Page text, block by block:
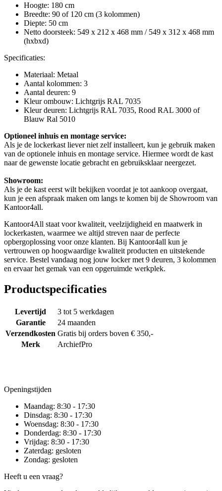
Hoogte: 180 cm
Breedte: 90 of 120 cm (3 kolommen)
Diepte: 50 cm
Netto doorsteek: 549 x 212 x 468 mm / 549 x 312 x 468 mm
(hxbxd)
Specificaties:
Materiaal: Metaal
Aantal kolommen: 3
Aantal deuren: 9
Kleur ombouw: Lichtgrijs RAL 7035
Kleur deuren: Lichtgrijs RAL 7035, Rood RAL 3000 of
Blauw Ral 5010
Optioneel inhuis en montage service:
Als je de lockerkast liever niet zelf installeert, kun je gebruik maken
van de optionele inhuis en montage service. Hiermee wordt de kast
naar de gewenste locatie gebracht en gebruiksklaar neergezet.
Showroom:
Als je de kast eerst wilt bekijken voordat je tot aankoop overgaat,
kun je een afspraak maken om langs te komen bij de Showroom van
Kantoor4all.
Kantoor4All staat voor kwaliteit, veelzijdigheid en maatwerk in
lockerkasten, waarmee we altijd streven naar de perfecte
opbergoplossing voor onze klanten. Bij Kantoor4all kun je
vertrouwen op hoogwaardige kwaliteit producten en uitstekende
service. Bestel vandaag nog jouw locker met 9 deuren, 3 kolommen
en ervaar het gemak van een opgeruimde werkplek.
Productspecificaties
Levertijd
3 tot 5 werkdagen
Garantie
24 maanden
Verzendkosten Gratis bij orders boven € 350,-
Merk
ArchiefPro
Openingstijden
Maandag: 8:30 - 17:30
Dinsdag: 8:30 - 17:30
Woensdag: 8:30 - 17:30
Donderdag: 8:30 - 17:30
Vrijdag: 8:30 - 17:30
Zaterdag: gesloten
Zondag: gesloten
Heeft u een vraag?